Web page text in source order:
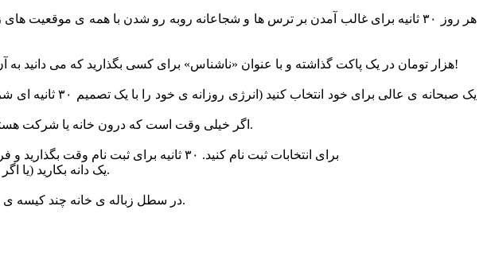
۱۸- ۲۰ هزار تومان در یک پاکت گذاشته و با عنوان «ناشناس» برای کسی بگذارید که می دانید به آن احتیاج دارد. نیکوکاری بدون اینکه شناخته شوید احساسی فوق العاده در شما ایجاد خواهد کرد. امتحان کنید!
۲۱- اگر خیلی وقت است که درون خانه یا شرکت هستید، بیرون بروید و اجازه بدهید که نور آفتاب روی صورتتان بنشیند. این کار حالتان را خیلی سریع بهبود خواهد داد.
۲۳- برای انتخابات ثبت نام کنید. ۳۰ ثانیه برای ثبت نام وقت بگذارید و فرم را پر کنید. با این کار هر وقت موقع انتخابات شهر یا شورا رسید می توانید در این فعالیت مردمی شرکت کنید
۲۴- یک دانه بکارید (یا اگر وارد هستید، یک نهال بکارید). تصور کنید اگر میلیون ها آدم روی زمین این کار را بکنند دنیا چه تغییری خواهد کرد.
۲۶- در سطل زباله ی خانه چند کیسه ی زباله بگذارید تا انواع مختلف زباله ها را جداگانه دور بریزید. شما بازیافت زباله را از همین امروز شروع کرده اید.